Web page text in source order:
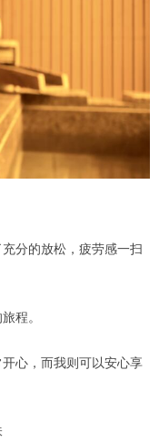
分的放松，疲劳感一扫
程。
心，而我则可以安心享